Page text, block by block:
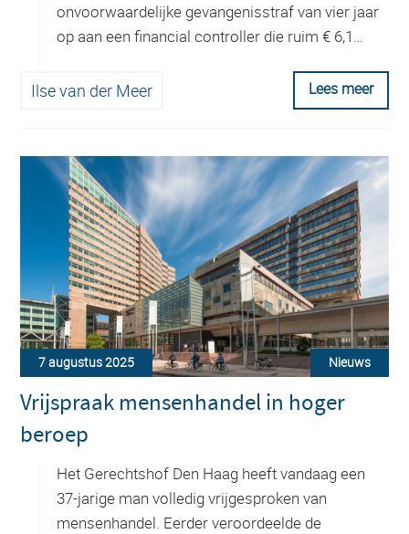
onvoorwaardelijke gevangenisstraf van vier jaar
op aan een financial controller die ruim € 6,1…
Ilse van der Meer Lees meer
7 augustus 2025 Nieuws
Vrijspraak mensenhandel in hoger
beroep
Het Gerechtshof Den Haag heeft vandaag een
37-jarige man volledig vrijgesproken van
mensenhandel. Eerder veroordeelde de